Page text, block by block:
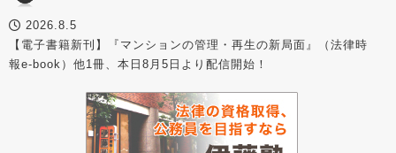
2026.8.5
【電子書籍新刊】『マンションの管理・再生の新局面』（法律時
報e-book）他1冊、本日8月5日より配信開始！